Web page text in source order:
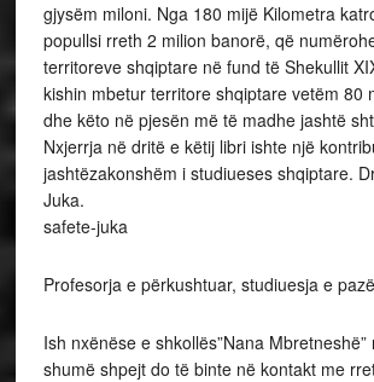
gjysëm miloni. Nga 180 mijë Kilometra
popullsi rreth 2 milion banorë, që
territoreve shqiptare në fund të Shekullit
kishin mbetur territore shqiptare vetëm 80
dhe këto në pjesën më të madhe jashtë
Nxjerrja në dritë e këtij libri ishte një
jashtëzakonshëm i studiueses shqiptare.
Juka.
safete-juka
Profesorja e përkushtuar, studiuesja e
Ish nxënëse e shkollës”Nana
shumë shpejt do të binte në kontakt me